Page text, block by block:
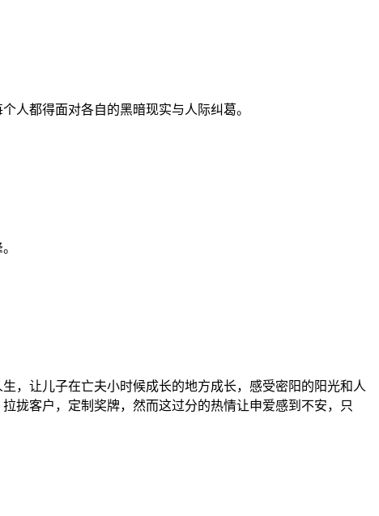
人都得面对各自的黑暗现实与人际纠葛。
，让儿子在亡夫小时候成长的地方成长，感受密阳的阳光和人
拢客户，定制奖牌，然而这过分的热情让申爱感到不安，只